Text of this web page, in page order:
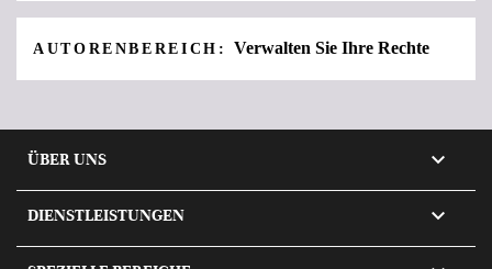
AUTORENBEREICH: Verwalten Sie Ihre Rechte
ÜBER UNS 
DIENSTLEISTUNGEN 